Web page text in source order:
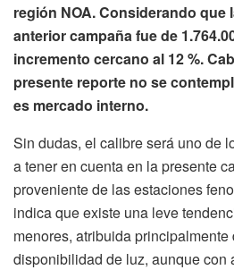
región NOA. Considerando que
anterior campaña fue de
incremento cercano al 12 %.
presente reporte no se
es mercado interno.
Sin dudas, el calibre será uno de
a tener en cuenta en la presente
proveniente de las estaciones
indica que existe una leve
menores, atribuida principalmente
disponibilidad de luz, aunque con